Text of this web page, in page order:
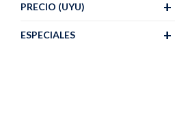
PRECIO (UYU)
ESPECIALES